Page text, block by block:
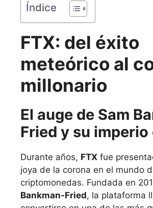
Índice
FTX: del éxito
meteórico al
millonario
El auge de Sam
Fried y su
Durante años, FTX fue
joya de la corona en el mundo
criptomonedas. Fundada en
Bankman-Fried, la plataforma